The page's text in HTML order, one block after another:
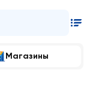
Магазины